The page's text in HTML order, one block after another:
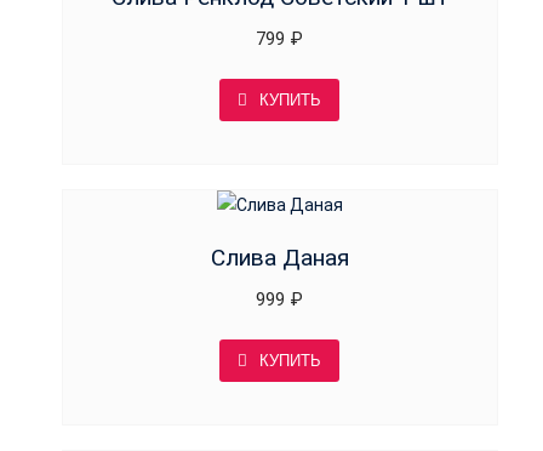
799 ₽
КУПИТЬ
Слива Даная
999 ₽
КУПИТЬ